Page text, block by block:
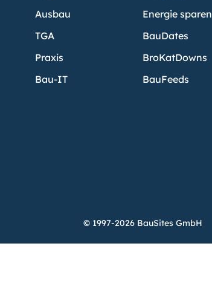
Ausbau
TGA
Praxis
Bau-IT
Energie sparen
BauDates
BroKatDowns
BauFeeds
© 1997-2026 BauSites GmbH